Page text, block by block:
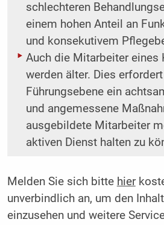
schlechteren
einem hohen Anteil an
und konsekutivem
Auch die Mitarbeiter eines
werden älter. Dies
Führungsebene ein
und angemessene
ausgebildete Mitarbeiter
aktiven Dienst halten zu
Melden Sie sich bitte hier
unverbindlich an, um den
einzusehen und weitere